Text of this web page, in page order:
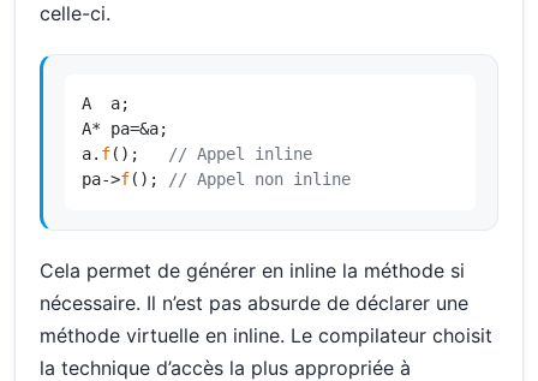
celle-ci.
A  a;
A* pa=&a;
a. f(); // Appel inline
pa->f(); // Appel non inline
Cela permet de générer en inline la méthode si
nécessaire. Il n’est pas absurde de déclarer une
méthode virtuelle en inline. Le compilateur choisit
la technique d’accès la plus appropriée à